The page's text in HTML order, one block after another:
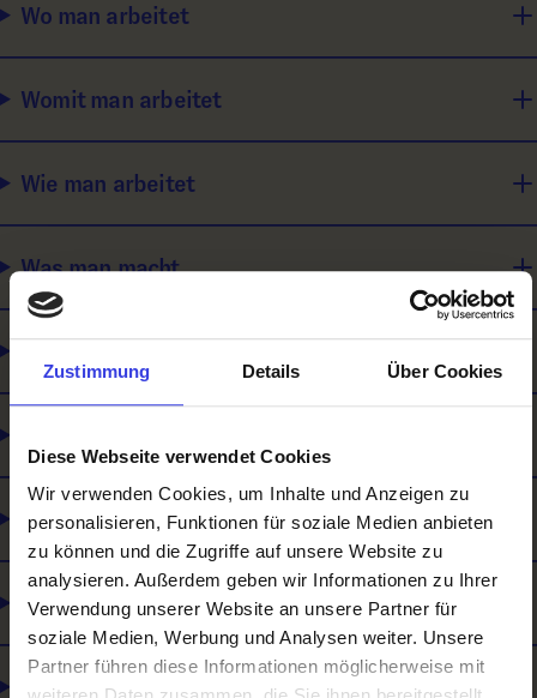
Zustimmung Details Über Cookies
Diese Webseite verwendet Cookies
Wir verwenden Cookies, um Inhalte und Anzeigen zu
personalisieren, Funktionen für soziale Medien anbieten
zu können und die Zugriffe auf unsere Website zu
analysieren. Außerdem geben wir Informationen zu Ihrer
Verwendung unserer Website an unsere Partner für
soziale Medien, Werbung und Analysen weiter. Unsere
Partner führen diese Informationen möglicherweise mit
Wo man arbeitet
Womit man arbeitet
Wie man arbeitet
Was man macht
Wie man sich weiterbilden kann
Was du mitbringen solltest
Was es noch gibt